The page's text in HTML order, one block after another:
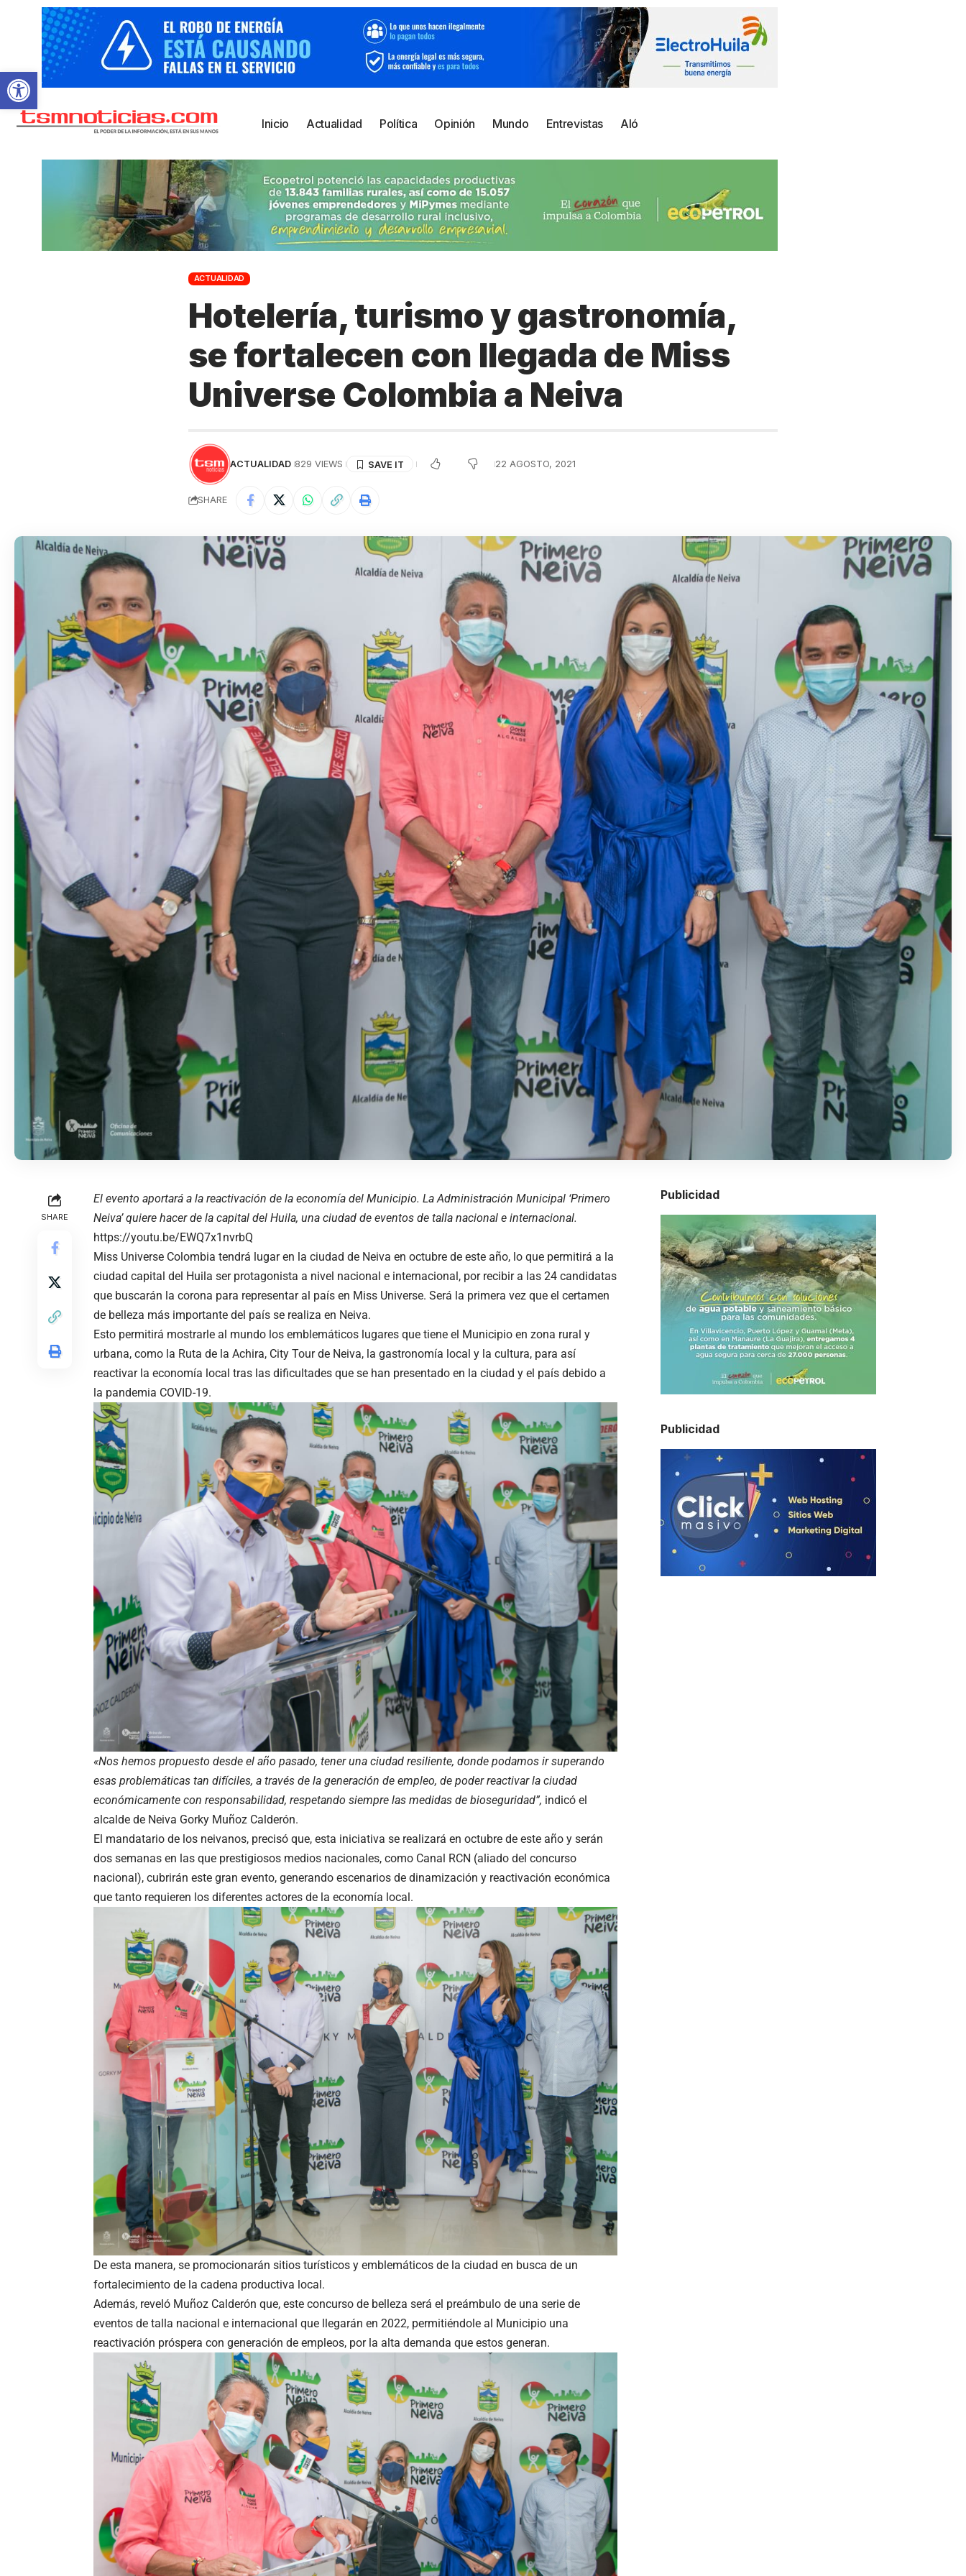
Abrir barra de herramientas
Inicio Actualidad Política Opinión Mundo Entrevistas Aló
ACTUALIDAD
Hotelería, turismo y gastronomía,
se fortalecen con llegada de Miss
Universe Colombia a Neiva
ACTUALIDAD 829 VIEWS 22 AGOSTO, 2021
SHARE
SHARE
El evento aportará a la reactivación de la economía del Municipio. La Administración Municipal ‘Primero
Neiva’ quiere hacer de la capital del Huila, una ciudad de eventos de talla nacional e internacional.
https://youtu.be/EWQ7x1nvrbQ
Miss Universe Colombia tendrá lugar en la ciudad de Neiva en octubre de este año, lo que permitirá a la
ciudad capital del Huila ser protagonista a nivel nacional e internacional, por recibir a las 24 candidatas
que buscarán la corona para representar al país en Miss Universe. Será la primera vez que el certamen
de belleza más importante del país se realiza en Neiva.
Esto permitirá mostrarle al mundo los emblemáticos lugares que tiene el Municipio en zona rural y
urbana, como la Ruta de la Achira, City Tour de Neiva, la gastronomía local y la cultura, para así
reactivar la economía local tras las dificultades que se han presentado en la ciudad y el país debido a
la pandemia COVID-19.
«Nos hemos propuesto desde el año pasado, tener una ciudad resiliente, donde podamos ir superando
esas problemáticas tan difíciles, a través de la generación de empleo, de poder reactivar la ciudad
económicamente con responsabilidad, respetando siempre las medidas de bioseguridad”, indicó el
alcalde de Neiva Gorky Muñoz Calderón.
El mandatario de los neivanos, precisó que, esta iniciativa se realizará en octubre de este año y serán
dos semanas en las que prestigiosos medios nacionales, como Canal RCN (aliado del concurso
nacional), cubrirán este gran evento, generando escenarios de dinamización y reactivación económica
que tanto requieren los diferentes actores de la economía local.
De esta manera, se promocionarán sitios turísticos y emblemáticos de la ciudad en busca de un
fortalecimiento de la cadena productiva local.
Además, reveló Muñoz Calderón que, este concurso de belleza será el preámbulo de una serie de
eventos de talla nacional e internacional que llegarán en 2022, permitiéndole al Municipio una
reactivación próspera con generación de empleos, por la alta demanda que estos generan.
Publicidad
Publicidad